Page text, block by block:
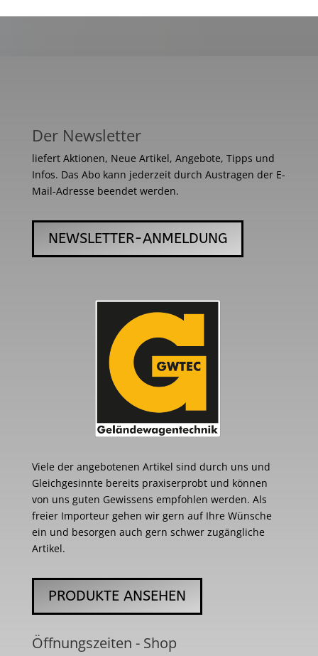
Der Newsletter
liefert Aktionen, Neue Artikel, Angebote, Tipps und
Infos. Das Abo kann jederzeit durch Austragen der E-
Mail-Adresse beendet werden.
NEWSLETTER-ANMELDUNG
Viele der angebotenen Artikel sind durch uns und
Gleichgesinnte bereits praxiserprobt und können
von uns guten Gewissens empfohlen werden. Als
freier Importeur gehen wir gern auf Ihre Wünsche
ein und besorgen auch gern schwer zugängliche
Artikel.
PRODUKTE ANSEHEN
Öffnungszeiten - Shop